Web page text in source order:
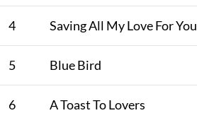
4 Saving All My Love For You
5 Blue Bird
6 A Toast To Lovers